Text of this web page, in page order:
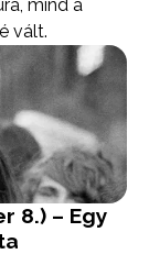
mind a
vált.
8.) – Egy